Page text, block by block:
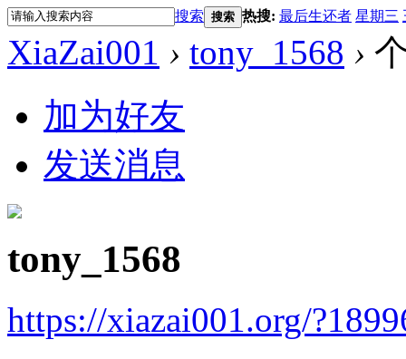
搜索 搜索 热搜: 最后生还者 星期三
XiaZai001 › tony_1568 ›
加为好友
发送消息
tony_1568
https://xiazai001.org/